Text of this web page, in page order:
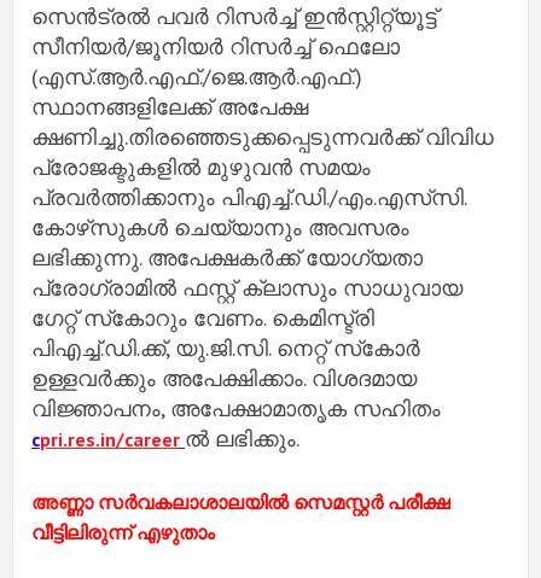
സെന്‍ട്രല്‍ പവര്‍ റിസര്‍ച്ച് ഇന്‍സ്റ്റിറ്റ്യൂട്ട്
സീനിയര്‍/ജൂനിയര്‍ റിസര്‍ച്ച് ഫെലോ
(എസ്.ആര്‍.എഫ്./ജെ.ആര്‍.എഫ്.)
സ്ഥാനങ്ങളിലേക്ക് അപേക്ഷ
ക്ഷണിച്ചു.തിരഞ്ഞെടുക്കപ്പെടുന്നവര്‍ക്ക് വിവിധ
പ്രോജക്ടുകളില്‍ മുഴുവന്‍ സമയം
പ്രവര്‍ത്തിക്കാനും പിഎച്ച്.ഡി./എം.എസ്‌സി.
കോഴ്‌സുകള്‍ ചെയ്യാനും അവസരം
ലഭിക്കുന്നു. അപേക്ഷകര്‍ക്ക് യോഗ്യതാ
പ്രോഗ്രാമില്‍ ഫസ്റ്റ് ക്ലാസും സാധുവായ
ഗേറ്റ് സ്‌കോറും വേണം. കെമിസ്ട്രി
പിഎച്ച്.ഡി.ക്ക്, യു.ജി.സി. നെറ്റ് സ്‌കോര്‍
ഉള്ളവര്‍ക്കും അപേക്ഷിക്കാം. വിശദമായ
വിജ്ഞാപനം, അപേക്ഷാമാതൃക സഹിതം
cpri.res.in/career ല്‍ ലഭിക്കും.
അണ്ണാ സര്‍വകലാശാലയില്‍ സെമസ്റ്റര്‍ പരീക്ഷ
വീട്ടിലിരുന്ന് എഴുതാം